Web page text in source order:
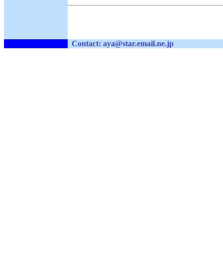
Contact: aya@star.email.ne.jp